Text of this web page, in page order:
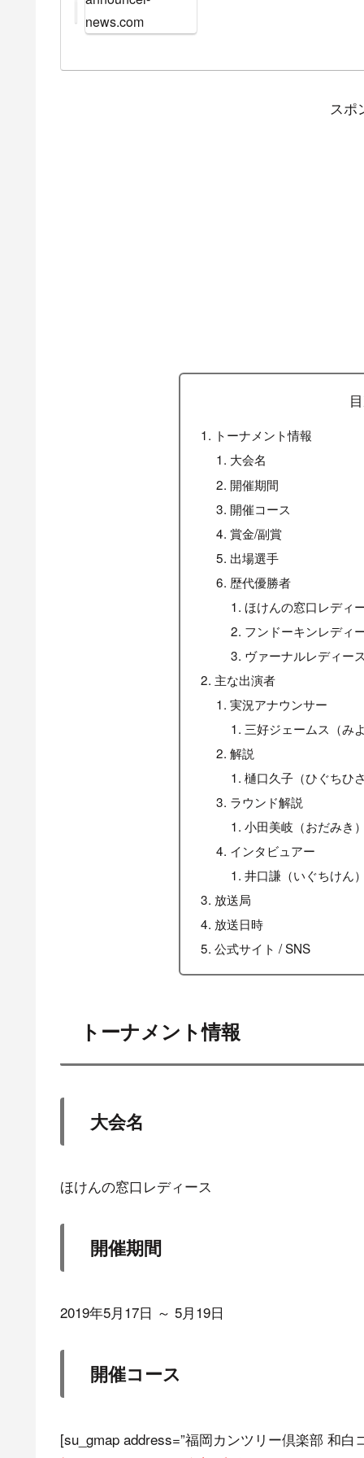
された。2013年より
はRKB毎日放送が制作
「ほけんの窓口レディ
news.com
スポ
トーナメント情報
大会名
開催期間
開催コース
賞金/副賞
出場選手
歴代優勝者
ほけんの窓口レディ
フンドーキンレディ
ヴァーナルレディー
主な出演者
実況アナウンサー
三好ジェームス（み
解説
樋口久子（ひぐちひさ
ラウンド解説
小田美岐（おだみき）
インタビュアー
井口謙（いぐちけん）
放送局
放送日時
公式サイト / SNS
トーナメント情報
大会名
ほけんの窓口レディース
開催期間
2019年5月17日 ～ 5月19日
開催コース
[su_gmap address=”福岡カンツリー倶楽部 和白